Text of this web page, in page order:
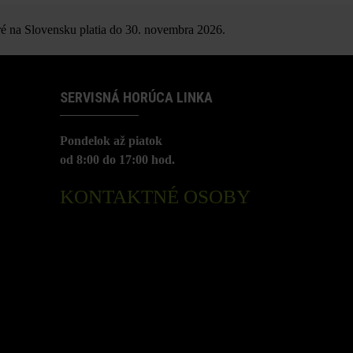
na Slovensku platia do 30. novembra 2026.
SERVISNÁ HORÚCA LINKA
Pondelok až piatok
od 8:00 do 17:00 hod.
KONTAKTNÉ OSOBY